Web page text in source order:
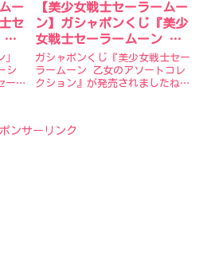
ー
セ
予
シ
ーラ
【美少女戦士セーラームー
ン】ガシャポンくじ『美少
女戦士セーラームーン 乙
女のアソートコレクショ
ン』を40個一気開け！！A
賞は何個でるのか！？アソ
ガシャポンくじ『美少女戦士セー
ラームーン 乙女のアソートコレ
クション』が発売されましたね。
ル型ドラム式オルゴール・B賞
ンサーリンク